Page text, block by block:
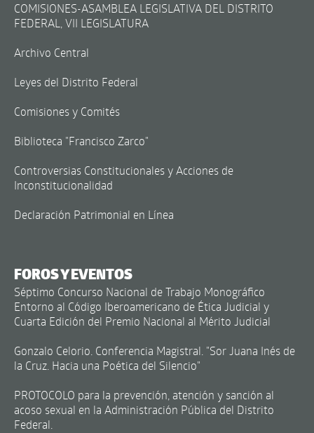
COMISIONES-ASAMBLEA LEGISLATIVA DEL DISTRITO
FEDERAL, VII LEGISLATURA
Archivo Central
Leyes del Distrito Federal
Comisiones y Comités
Biblioteca "Francisco Zarco"
Controversias Constitucionales y Acciones de
Inconstitucionalidad
Declaración Patrimonial en Línea
FOROS Y EVENTOS
Séptimo Concurso Nacional de Trabajo Monográfico
Entorno al Código Iberoamericano de Ética Judicial y
Cuarta Edición del Premio Nacional al Mérito Judicial
Gonzalo Celorio. Conferencia Magistral. "Sor Juana Inés de
la Cruz. Hacia una Poética del Silencio"
PROTOCOLO para la prevención, atención y sanción al
acoso sexual en la Administración Pública del Distrito
Federal.